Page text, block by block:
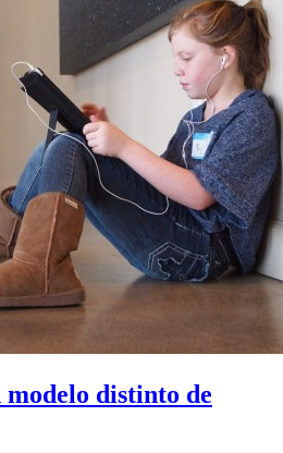
distinto de